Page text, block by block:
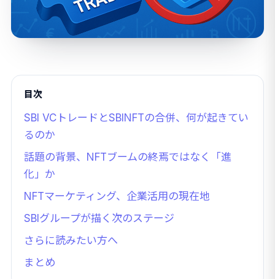
目次
SBI VCトレードとSBINFTの合併、何が起きてい
るのか
話題の背景、NFTブームの終焉ではなく「進
化」か
NFTマーケティング、企業活用の現在地
SBIグループが描く次のステージ
さらに読みたい方へ
まとめ